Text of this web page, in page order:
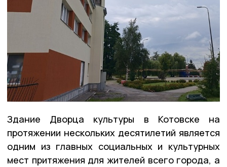
Здание Дворца культуры в Котовске на
протяжении нескольких десятилетий является
одним из главных социальных и культурных
мест притяжения для жителей всего города, а